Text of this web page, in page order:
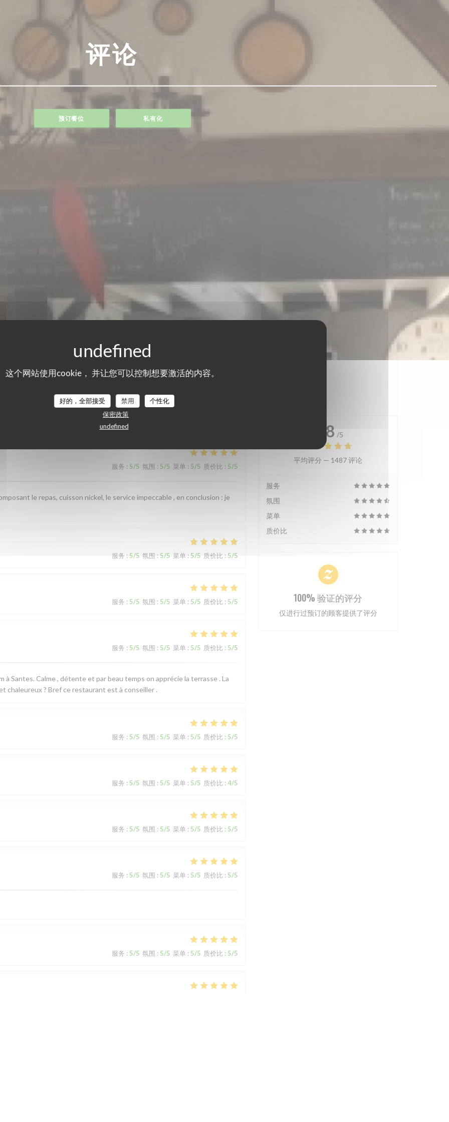
这个网站使用cookie， 并让您可以控制想要激活的内容。
好的，全部接受 禁用
个性化
保密政策
undefined
评论
预订餐位 私有化
的顾客评分
服务 : 5/5 氛围 : 5/5 菜单 : 5/5 质价比 : 5/5
le repas, cuisson nickel, le service impeccable , en conclusion : je
服务 :5/5 氛围 :5/5 菜单 :5/5 质价比 :5/5
服务 : 5/5 氛围 : 5/5 菜单 : 5/5 质价比 : 5/5
服务 : 5/5 氛围 : 5/5 菜单 : 5/5 质价比 : 5/5
à Santes. Calme , détente et par beau temps on apprécie la terrasse . La
chaleureux ? Bref ce restaurant est à conseiller .
服务 : 5/5 氛围 : 5/5 菜单 : 5/5 质价比 : 5/5
服务 : 5/5 氛围 : 5/5 菜单 : 5/5 质价比 : 4/5
服务 : 5/5 氛围 : 5/5 菜单 : 5/5 质价比 : 5/5
服务 : 5/5 氛围 : 5/5 菜单 : 5/5 质价比 : 5/5
服务 : 5/5 氛围 : 5/5 菜单 : 5/5 质价比 : 5/5
4.8 /5
平均评分 — 1487 评论
服务
氛围
菜单
质价比
100% 验证的评分
仅进行过预订的顾客提供了评分